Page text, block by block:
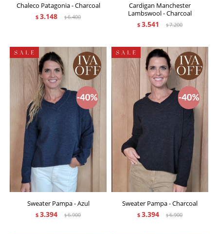
Chaleco Patagonia - Charcoal
$ 3.148 $6.400
Cardigan Manchester
Lambswool - Charcoal
$ 3.541 $7.200
Sweater Pampa - Azul
$ 3.394 $6.900
Sweater Pampa - Charcoal
$ 3.394 $6.900